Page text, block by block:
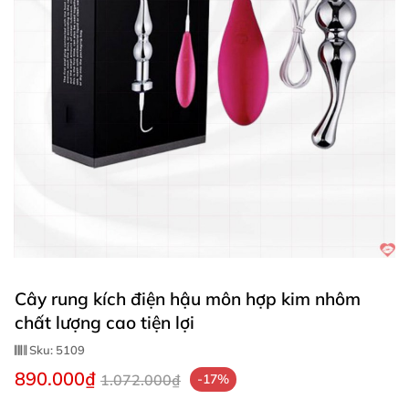
Cây rung kích điện hậu môn hợp kim nhôm
chất lượng cao tiện lợi
Sku: 5109
890.000₫ 1.072.000₫ -17%